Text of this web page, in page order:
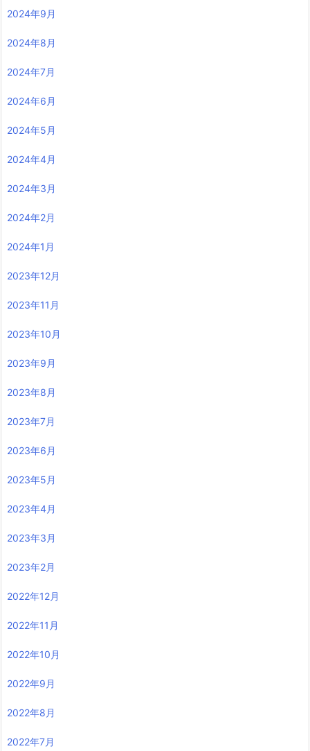
2024年9月
2024年8月
2024年7月
2024年6月
2024年5月
2024年4月
2024年3月
2024年2月
2024年1月
2023年12月
2023年11月
2023年10月
2023年9月
2023年8月
2023年7月
2023年6月
2023年5月
2023年4月
2023年3月
2023年2月
2022年12月
2022年11月
2022年10月
2022年9月
2022年8月
2022年7月